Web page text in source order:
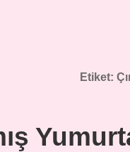
Etiket: